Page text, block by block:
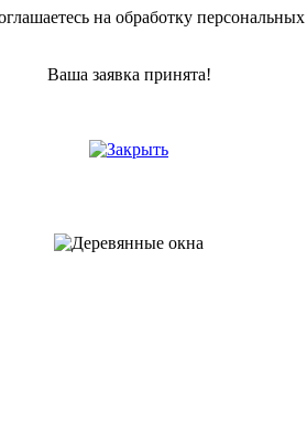
на обработку
Ваша заявка принята!